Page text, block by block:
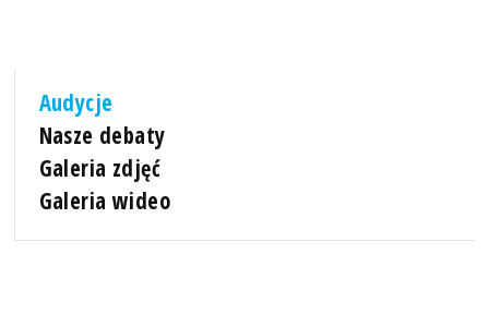
Audycje
Nasze debaty
Galeria zdjęć
Galeria wideo